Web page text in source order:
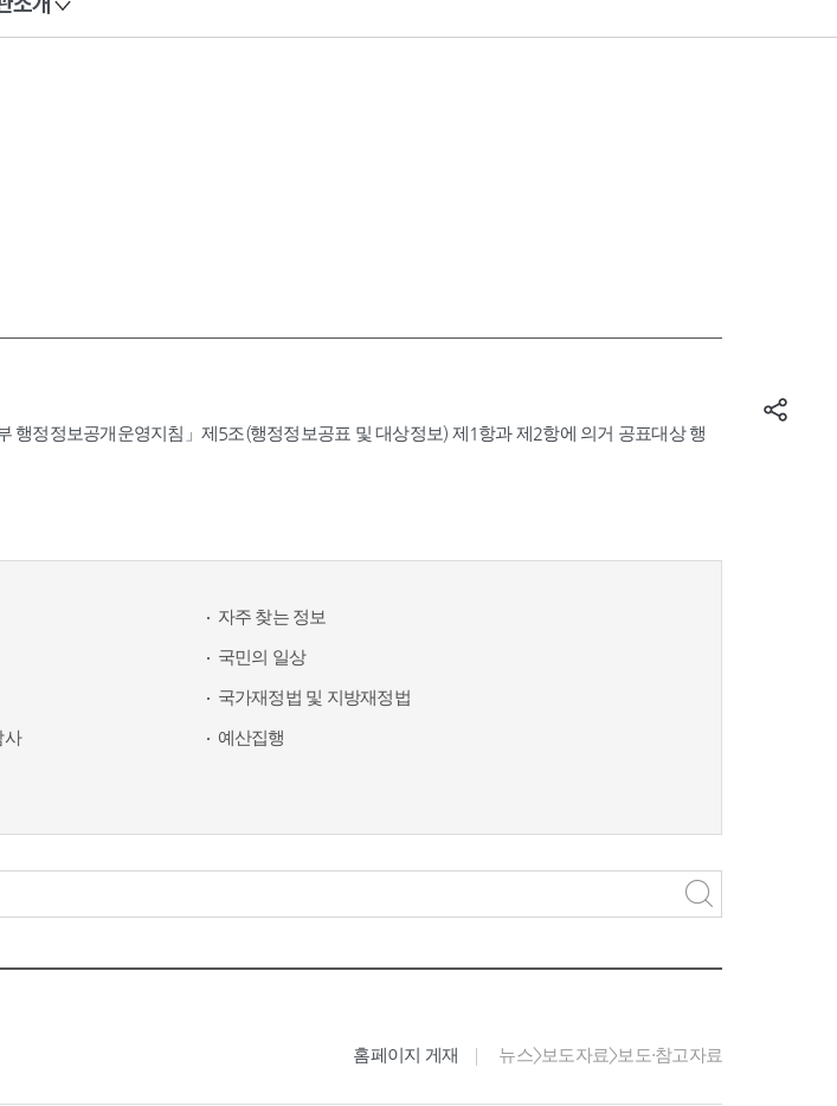
행정정보공개운영지침」제5조(행정정보공표 및 대상정보) 제1항과 제2항에 의거 공표대상 행
자주 찾는 정보
국민의 일상
국가재정법 및 지방재정법
사
예산집행
홈페이지 게재 뉴스>보도자료>보도·참고자료